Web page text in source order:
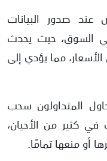
صدور البيانات
في السوق، حيث يحدث
مما يؤدي إلى
المتداولون سحب
كثير من الأحيان،
أو منعها تمامًا.